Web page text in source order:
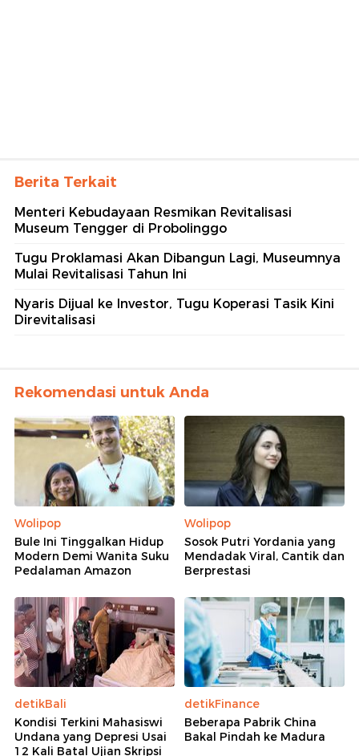
Berita Terkait
Menteri Kebudayaan Resmikan Revitalisasi
Museum Tengger di Probolinggo
Tugu Proklamasi Akan Dibangun Lagi, Museumnya
Mulai Revitalisasi Tahun Ini
Nyaris Dijual ke Investor, Tugu Koperasi Tasik Kini
Direvitalisasi
Rekomendasi untuk Anda
Wolipop
Bule Ini Tinggalkan Hidup
Modern Demi Wanita Suku
Pedalaman Amazon
Wolipop
Sosok Putri Yordania yang
Mendadak Viral, Cantik dan
Berprestasi
detikBali
Kondisi Terkini Mahasiswi
Undana yang Depresi Usai
12 Kali Batal Ujian Skripsi
detikFinance
Beberapa Pabrik China
Bakal Pindah ke Madura